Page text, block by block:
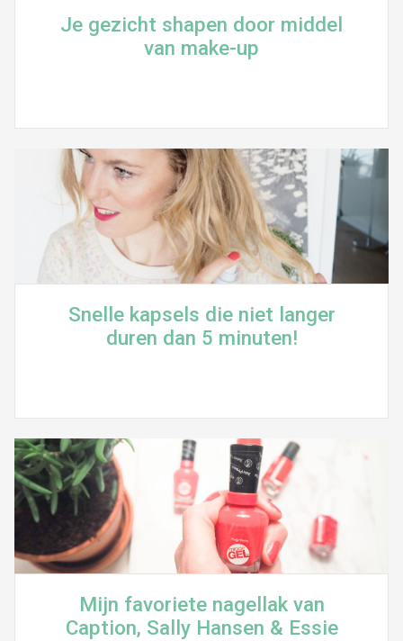
Je gezicht shapen door middel
van make-up
Snelle kapsels die niet langer
duren dan 5 minuten!
Mijn favoriete nagellak van
Caption, Sally Hansen & Essie